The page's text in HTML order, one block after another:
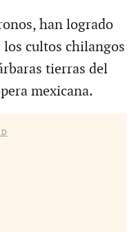
han logrado
cultos chilangos
tierras del
mexicana.